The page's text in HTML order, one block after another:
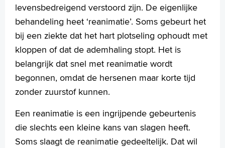
Homepage
Praktische informatie
Specialismen
Werken en leren
Medewerkers
Contact
levensbedreigend verstoord zijn. De eigenlijke
behandeling heet ‘reanimatie’. Soms gebeurt het
bij een ziekte dat het hart plotseling ophoudt met
kloppen of dat de ademhaling stopt. Het is
belangrijk dat snel met reanimatie wordt
begonnen, omdat de hersenen maar korte tijd
zonder zuurstof kunnen.
Een reanimatie is een ingrijpende gebeurtenis
die slechts een kleine kans van slagen heeft.
Soms slaagt de reanimatie gedeeltelijk. Dat wil